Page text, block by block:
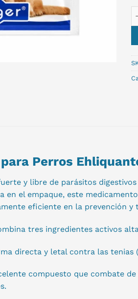
Perros
y libre de parásitos
en el empaque, este
eficiente en la prevención
tres ingredientes activos
directa y letal contra las tenias
compuesto que combate